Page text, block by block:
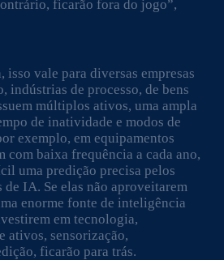
ficarão fora do jogo”,
isso vale para diversas empresas
indústrias de processo, de bens
múltiplos ativos, uma ampla
de inatividade e modos de
exemplo, em equipamentos
com baixa frequência a cada ano,
uma predição precisa pelos
IA. Se elas não aproveitarem
enorme fonte de inteligência
em tecnologia,
ativos, sensorização,
ficarão para trás.